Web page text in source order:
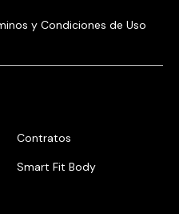
y Condiciones de Uso
Contratos
Smart Fit Body